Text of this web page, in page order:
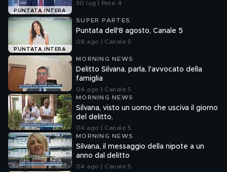
PUNTATA INTERA
30 lug | Rete 4
PUNTATA INTERA
SUPER PARTES
Puntata dell'8 agosto, Canale 5
08 ago | Canale 5
MORNING NEWS
Delitto Silvana, parla, l'avvocato della
famiglia
04 ago | Canale 5
MORNING NEWS
Silvana, visto un uomo che usciva il giorno
del delitto.
04 ago | Canale 5
MORNING NEWS
Silvana, il messaggio della nipote a un
anno dal delitto
04 ago | Canale 5